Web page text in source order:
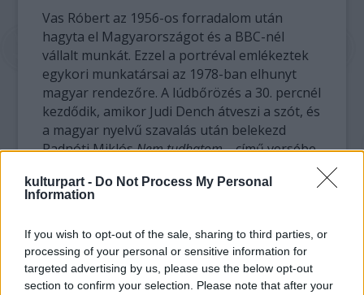
kulturpart - Do Not Process My Personal
Information
If you wish to opt-out of the sale, sharing to third parties, or
processing of your personal or sensitive information for
targeted advertising by us, please use the below opt-out
section to confirm your selection. Please note that after your
Vas Róbert az 1956-os forradalom után
hagyta el Magyarországot és a BBC-nél
vállalt munkát. Ezzel a portréval emlékeztek
egykori munkatársai az 1978-ban elhunyt
magyar rendezőre. A lúdbőrözés a 30. percnél
kezdődik, amikor Judi Dench átveszi a szót, és
a magyar nyelvű szavalás után belekezd
Radnóti MiklósNem tudhatom…című versébe.